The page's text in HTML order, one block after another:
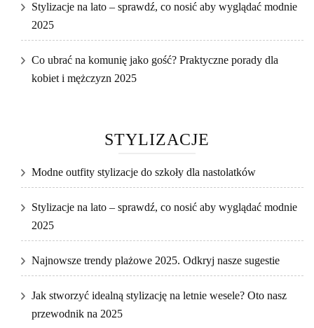
Stylizacje na lato – sprawdź, co nosić aby wyglądać modnie
2025
Co ubrać na komunię jako gość? Praktyczne porady dla
kobiet i mężczyzn 2025
STYLIZACJE
Modne outfity stylizacje do szkoły dla nastolatków
Stylizacje na lato – sprawdź, co nosić aby wyglądać modnie
2025
Najnowsze trendy plażowe 2025. Odkryj nasze sugestie
Jak stworzyć idealną stylizację na letnie wesele? Oto nasz
przewodnik na 2025